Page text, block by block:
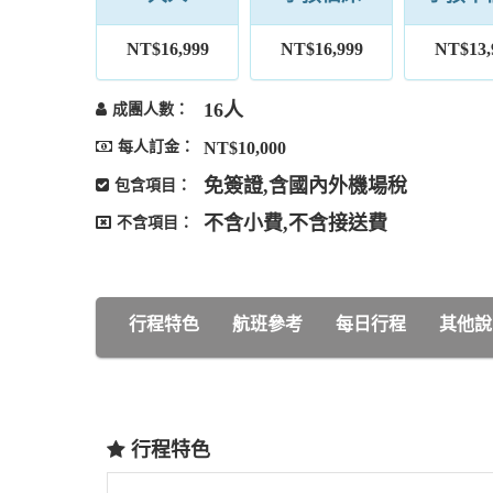
NT$16,999 NT$16,999
成團人數： 16人
每人訂金： NT$10,000
包含項目： 免簽證,含國內外機場稅
不含項目： 不含小費,不含接送費
行程特色 航班參考 每日行程 其他
行程特色